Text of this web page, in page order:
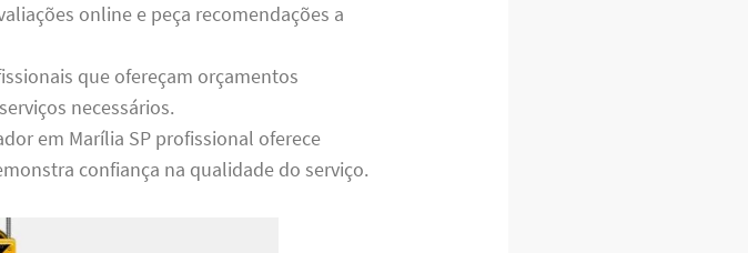
online e peça recomendações a
que ofereçam orçamentos
necessários.
em Marília SP profissional oferece
confiança na qualidade do serviço.